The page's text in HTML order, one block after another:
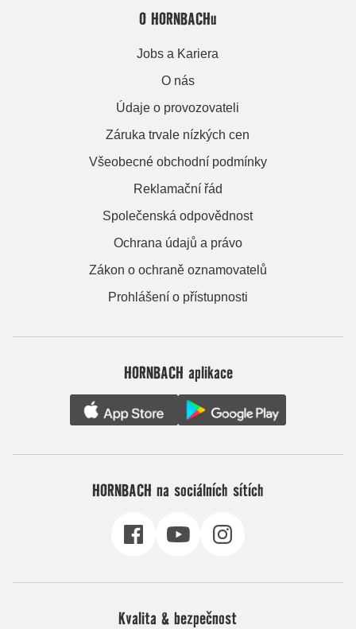
O HORNBACHu
Jobs a Kariera
O nás
Údaje o provozovateli
Záruka trvale nízkých cen
Všeobecné obchodní podmínky
Reklamační řád
Společenská odpovědnost
Ochrana údajů a právo
Zákon o ochraně oznamovatelů
Prohlášení o přístupnosti
HORNBACH aplikace
HORNBACH na sociálních sítích
Kvalita & bezpečnost